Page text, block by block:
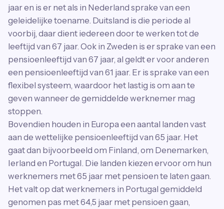
jaar en is er net als in Nederland sprake van een
geleidelijke toename. Duitsland is die periode al
voorbij, daar dient iedereen door te werken tot de
leeftijd van 67 jaar. Ook in Zweden is er sprake van een
pensioenleeftijd van 67 jaar, al geldt er voor anderen
een pensioenleeftijd van 61 jaar. Er is sprake van een
flexibel systeem, waardoor het lastig is om aan te
geven wanneer de gemiddelde werknemer mag
stoppen.
Bovendien houden in Europa een aantal landen vast
aan de wettelijke pensioenleeftijd van 65 jaar. Het
gaat dan bijvoorbeeld om Finland, om Denemarken,
Ierland en Portugal. Die landen kiezen ervoor om hun
werknemers met 65 jaar met pensioen te laten gaan.
Het valt op dat werknemers in Portugal gemiddeld
genomen pas met 64,5 jaar met pensioen gaan,